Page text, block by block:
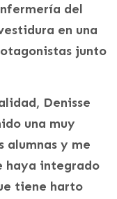
del
en una
junto
Denisse
una muy
alumnas y me
haya integrado
tiene harto